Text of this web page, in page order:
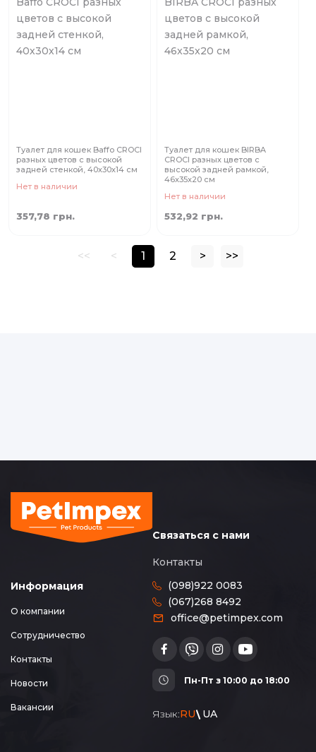
Туалет для кошек Baffo CROCI
разных цветов с высокой
задней стенкой, 40х30х14 cм
Нет в наличии
357,78 грн.
Туалет для кошек BIRBA
CROCI разных цветов с
высокой задней рамкой,
46x35x20 cм
Нет в наличии
532,92 грн.
<< < 1 2 > >>
Информация
О компании
Сотрудничество
Контакты
Новости
Вакансии
Связаться с нами
Контакты
(098)922 0083
(067)268 8492
office@petimpex.com
Пн-Пт з 10:00 до 18:00
Язык:RU UA